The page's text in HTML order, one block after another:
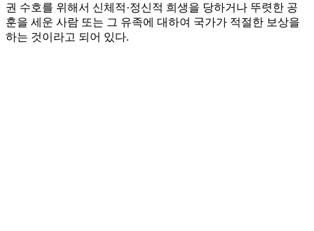
권 수호를 위해서 신체적·정신적 희생을 당하거나 뚜렷한 공
훈을 세운 사람 또는 그 유족에 대하여 국가가 적절한 보상을
하는 것이라고 되어 있다.